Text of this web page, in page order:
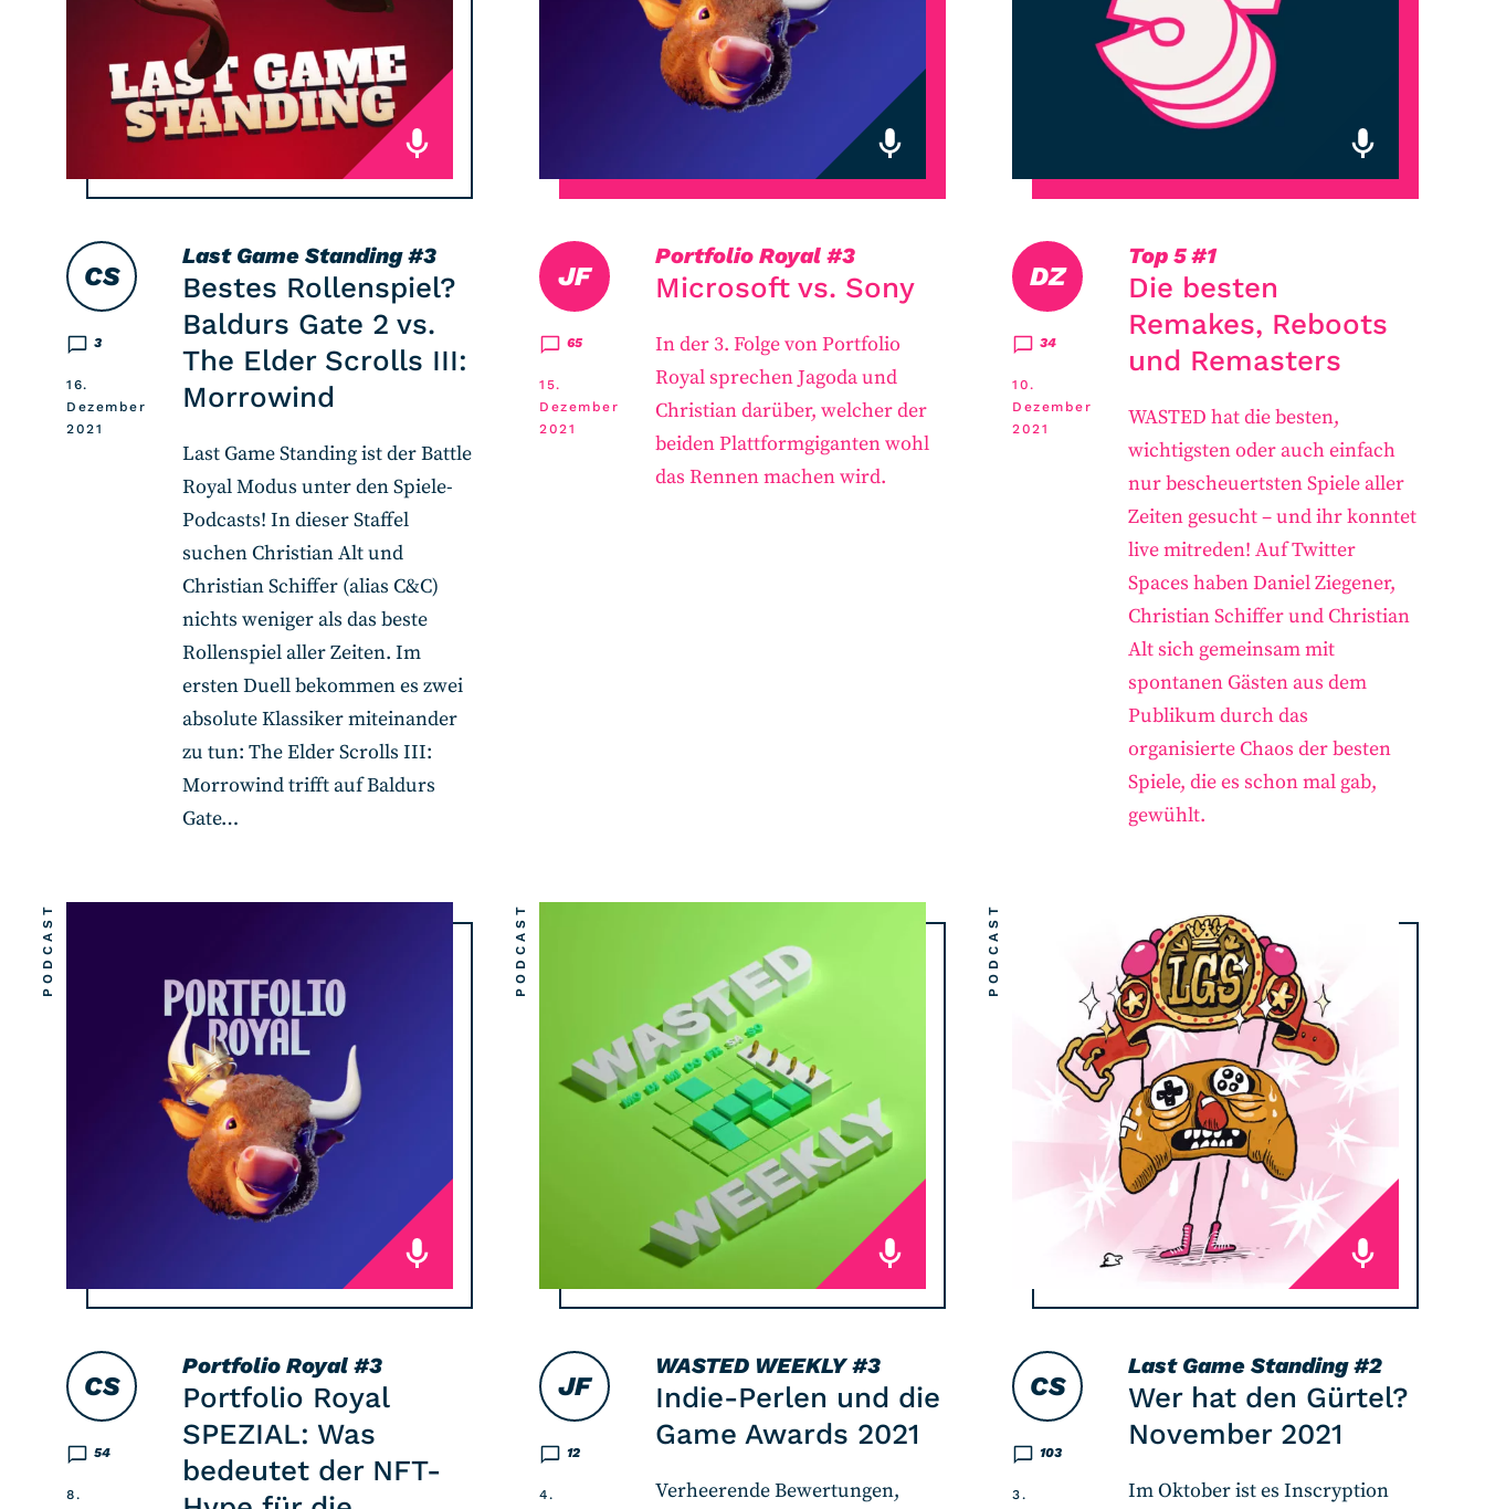
Last Game Standing#3
Bestes Rollenspiel?
Baldurs Gate 2 vs.
The Elder Scrolls III:
Morrowind
CS
3
16.
Dezember
2021
Last Game Standing ist der Battle
Royal Modus unter den Spiele-
Podcasts! In dieser Staffel
suchen Christian Alt und
Christian Schiffer (alias C&C)
nichts weniger als das beste
Rollenspiel aller Zeiten. Im
ersten Duell bekommen es zwei
absolute Klassiker miteinander
zu tun: The Elder Scrolls III:
Morrowind trifft auf Baldurs
Gate…
Portfolio Royal #3
Microsoft vs. Sony
JF
65
15.
Dezember
2021
In der 3. Folge von Portfolio
Royal sprechen Jagoda und
Christian darüber, welcher der
beiden Plattformgiganten wohl
das Rennen machen wird.
Top 5#1
Die besten
Remakes, Reboots
und Remasters
DZ
34
10.
Dezember
2021
WASTED hat die besten,
wichtigsten oder auch einfach
nur bescheuertsten Spiele aller
Zeiten gesucht – und ihr konntet
live mitreden! Auf Twitter
Spaces haben Daniel Ziegener,
Christian Schiffer und Christian
Alt sich gemeinsam mit
spontanen Gästen aus dem
Publikum durch das
organisierte Chaos der besten
Spiele, die es schon mal gab,
gewühlt.
Portfolio Royal #3
Portfolio Royal
SPEZIAL: Was
bedeutet der NFT-
PODCAST
CS
54
8.
WASTED WEEKLY#3
Indie-Perlen und die
Game Awards 2021
PODCAST
JF
12
4.
Verheerende Bewertungen,
Last Game Standing#2
Wer hat den Gürtel?
November 2021
PODCAST
CS
103
3.
Im Oktober ist es Inscryption